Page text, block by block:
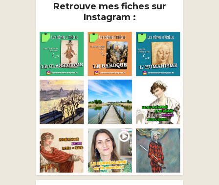
Retrouve mes fiches sur
Instagram :